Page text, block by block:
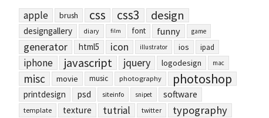
apple brush css css3 design
designgallery diary film font funny game
generator html5 icon illustrator ios ipad
iphone javascript jquery logodesign mac
misc movie music photography photoshop
printdesign psd siteinfo snipet software
template texture tutrial twitter typography